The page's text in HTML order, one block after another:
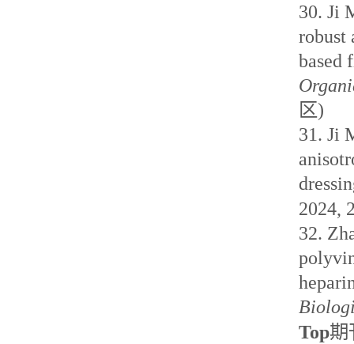
30. Ji
robust
based
区)
31. Ji
2024,
32.
Top期